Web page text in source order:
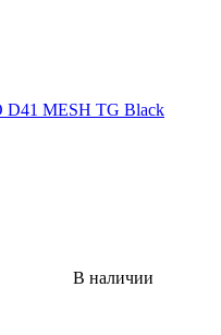
В наличии